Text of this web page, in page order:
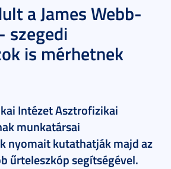
a James Webb-
szegedi
is mérhetnek
Intézet Asztrofizikai
munkatársai
nyomait kutathatják majd az
űrteleszkóp segítségével.